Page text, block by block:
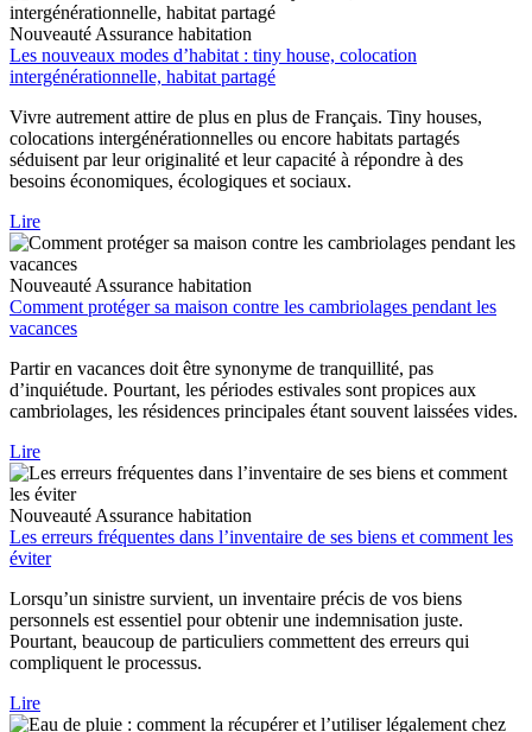
Nouveauté Assurance habitation
Les nouveaux modes d’habitat : tiny house, colocation
intergénérationnelle, habitat partagé
Vivre autrement attire de plus en plus de Français. Tiny houses,
colocations intergénérationnelles ou encore habitats partagés
séduisent par leur originalité et leur capacité à répondre à des
besoins économiques, écologiques et sociaux.
Lire
Nouveauté Assurance habitation
Comment protéger sa maison contre les cambriolages pendant les
vacances
Partir en vacances doit être synonyme de tranquillité, pas
d’inquiétude. Pourtant, les périodes estivales sont propices aux
cambriolages, les résidences principales étant souvent laissées vides.
Lire
Nouveauté Assurance habitation
Les erreurs fréquentes dans l’inventaire de ses biens et comment les
éviter
Lorsqu’un sinistre survient, un inventaire précis de vos biens
personnels est essentiel pour obtenir une indemnisation juste.
Pourtant, beaucoup de particuliers commettent des erreurs qui
compliquent le processus.
Lire